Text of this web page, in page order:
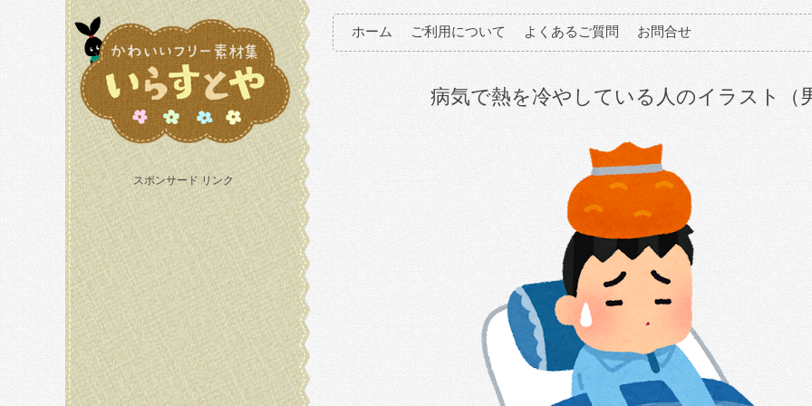
スポンサード リンク
ホーム ご利用について よくあるご質問 お問合せ
病気で熱を冷やしている人のイラスト（